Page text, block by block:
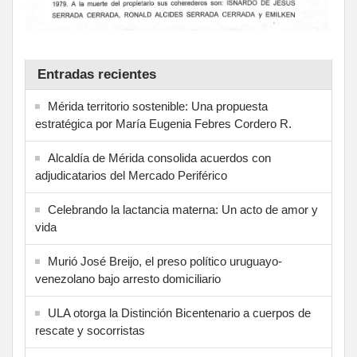
Entradas recientes
Mérida territorio sostenible: Una propuesta
estratégica por María Eugenia Febres Cordero R.
Alcaldía de Mérida consolida acuerdos con
adjudicatarios del Mercado Periférico
Celebrando la lactancia materna: Un acto de amor y
vida
Murió José Breijo, el preso político uruguayo-
venezolano bajo arresto domiciliario
ULA otorga la Distinción Bicentenario a cuerpos de
rescate y socorristas